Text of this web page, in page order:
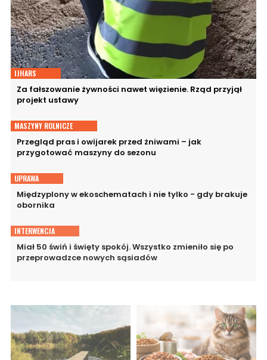
IJHARS
Za fałszowanie żywności nawet więzienie. Rząd przyjął
projekt ustawy
MASZYNY ROLNICZE
Przegląd pras i owijarek przed żniwami – jak
przygotować maszyny do sezonu
UPRAWA
Międzyplony w ekoschematach i nie tylko - gdy brakuje
obornika
INTERWENCJA
Miał 50 świń i święty spokój. Wszystko zmieniło się po
przeprowadzce nowych sąsiadów